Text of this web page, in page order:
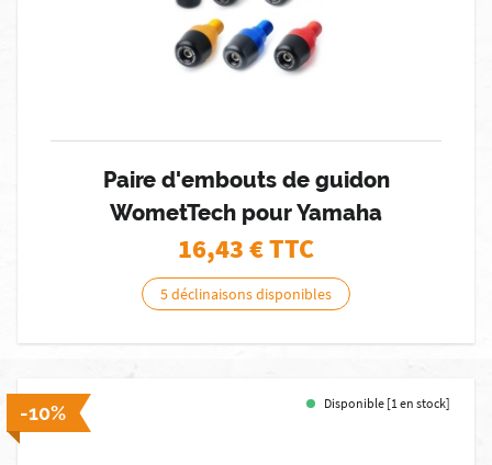
Paire d'embouts de guidon
WometTech pour Yamaha
16,43€ TTC
5 déclinaisons disponibles
-10% Disponible [1 en stock]